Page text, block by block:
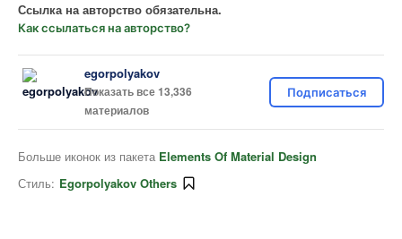
Ссылка на авторство обязательна.
Как ссылаться на авторство?
egorpolyakov
Показать все 13,336
материалов
Подписаться
Больше иконок из пакета Elements Of Material Design
Стиль: Egorpolyakov Others